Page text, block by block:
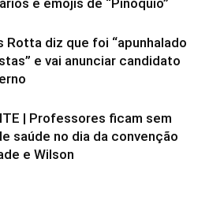
Rotta diz que foi “apunhalado
e vai anunciar candidato
| Professores ficam sem
saúde no dia da convenção
e Wilson